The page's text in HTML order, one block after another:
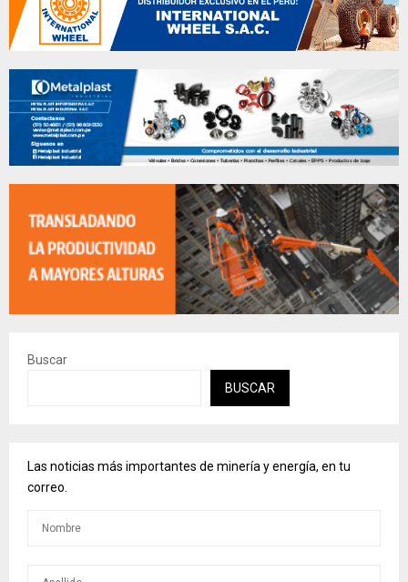
Buscar
BUSCAR
Las noticias más importantes de minería y energía, en tu
correo.